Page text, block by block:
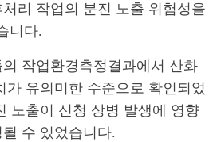
리 작업의 분진 노출 위험성을
니다.
작업환경측정결과에서 산화
가 유의미한 수준으로 확인되었
노출이 신청 상병 발생에 영향
수 있었습니다.